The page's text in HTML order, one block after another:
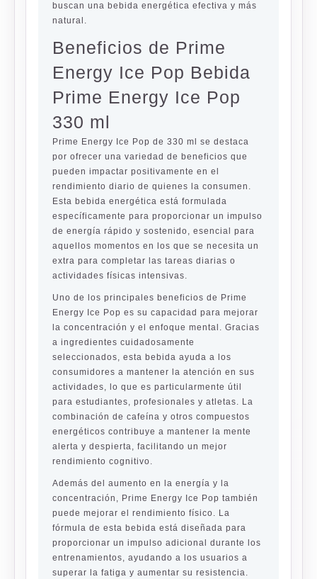
buscan una bebida energética efectiva y más
natural.
Beneficios de Prime
Energy Ice Pop Bebida
Prime Energy Ice Pop
330 ml
Prime Energy Ice Pop de 330 ml se destaca
por ofrecer una variedad de beneficios que
pueden impactar positivamente en el
rendimiento diario de quienes la consumen.
Esta bebida energética está formulada
específicamente para proporcionar un impulso
de energía rápido y sostenido, esencial para
aquellos momentos en los que se necesita un
extra para completar las tareas diarias o
actividades físicas intensivas.
Uno de los principales beneficios de Prime
Energy Ice Pop es su capacidad para mejorar
la concentración y el enfoque mental. Gracias
a ingredientes cuidadosamente
seleccionados, esta bebida ayuda a los
consumidores a mantener la atención en sus
actividades, lo que es particularmente útil
para estudiantes, profesionales y atletas. La
combinación de cafeína y otros compuestos
energéticos contribuye a mantener la mente
alerta y despierta, facilitando un mejor
rendimiento cognitivo.
Además del aumento en la energía y la
concentración, Prime Energy Ice Pop también
puede mejorar el rendimiento físico. La
fórmula de esta bebida está diseñada para
proporcionar un impulso adicional durante los
entrenamientos, ayudando a los usuarios a
superar la fatiga y aumentar su resistencia.